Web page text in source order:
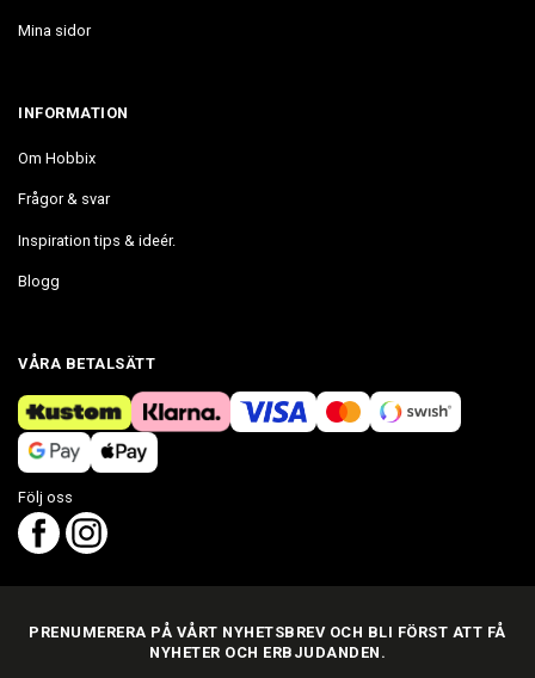
Mina sidor
INFORMATION
Om Hobbix
Frågor & svar
Inspiration tips & ideér.
Blogg
VÅRA BETALSÄTT
Följ oss
PRENUMERERA PÅ VÅRT NYHETSBREV OCH BLI FÖRST ATT FÅ
NYHETER OCH ERBJUDANDEN.